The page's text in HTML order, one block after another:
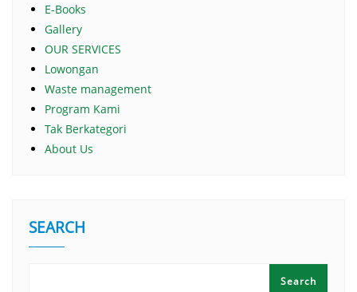
E-Books
Gallery
OUR SERVICES
Lowongan
Waste management
Program Kami
Tak Berkategori
About Us
SEARCH
Search